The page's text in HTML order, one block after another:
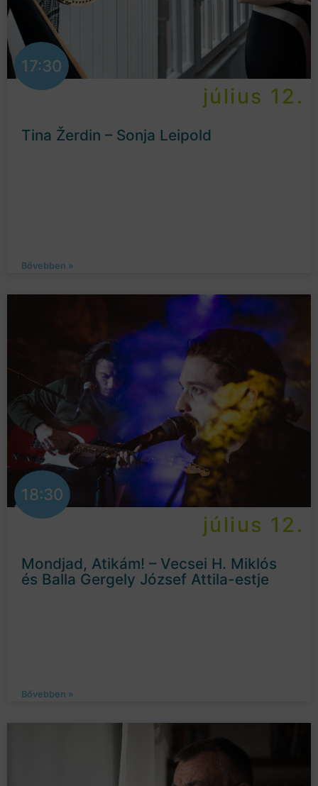
17:30
július 12.
Tina Žerdin – Sonja Leipold
Bővebben »
18:30
július 12.
Mondjad, Atikám! – Vecsei H. Miklós
és Balla Gergely József Attila-estje
Bővebben »